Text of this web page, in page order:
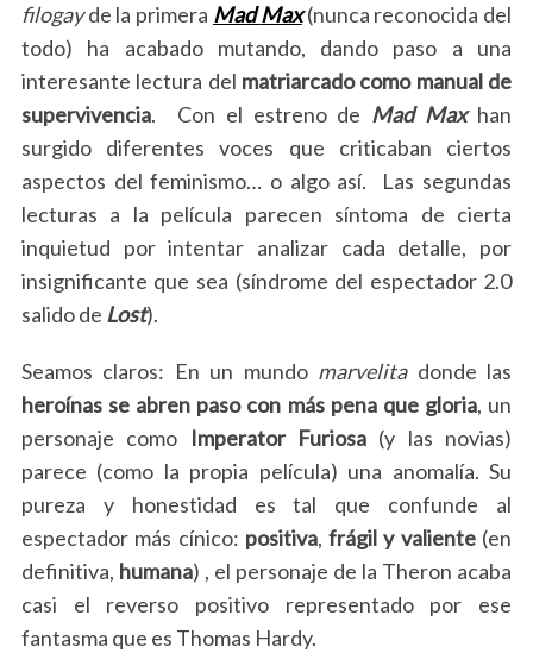
filogayde la primera Mad Max(nunca reconocida del
todo) ha acabado mutando, dando paso a una
interesante lectura del matriarcado como manual de
supervivencia. Con el estreno de Mad Max han
surgido diferentes voces que criticaban ciertos
aspectos del feminismo… o algo así. Las segundas
lecturas a la película parecen síntoma de cierta
inquietud por intentar analizar cada detalle, por
insignificante que sea (síndrome del espectador 2.0
salido de Lost).
Seamos claros: En un mundo marvelitadonde las
heroínas se abren paso con más pena que gloria, un
personaje como Imperator Furiosa (y las novias)
parece (como la propia película) una anomalía. Su
pureza y honestidad es tal que confunde al
espectador más cínico: positiva,frágil y valiente(en
definitiva, humana) , el personaje de la Theron acaba
casi el reverso positivo representado por ese
fantasma que es Thomas Hardy.